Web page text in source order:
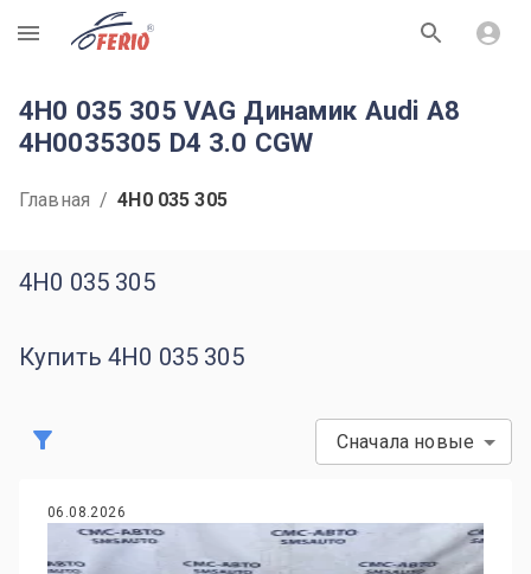
R
4H0 035 305 VAG Динамик Audi A8
4H0035305 D4 3.0 CGW
Главная / 4H0 035 305
4H0 035 305
Купить 4H0 035 305
Сначала новые
06.08.2026